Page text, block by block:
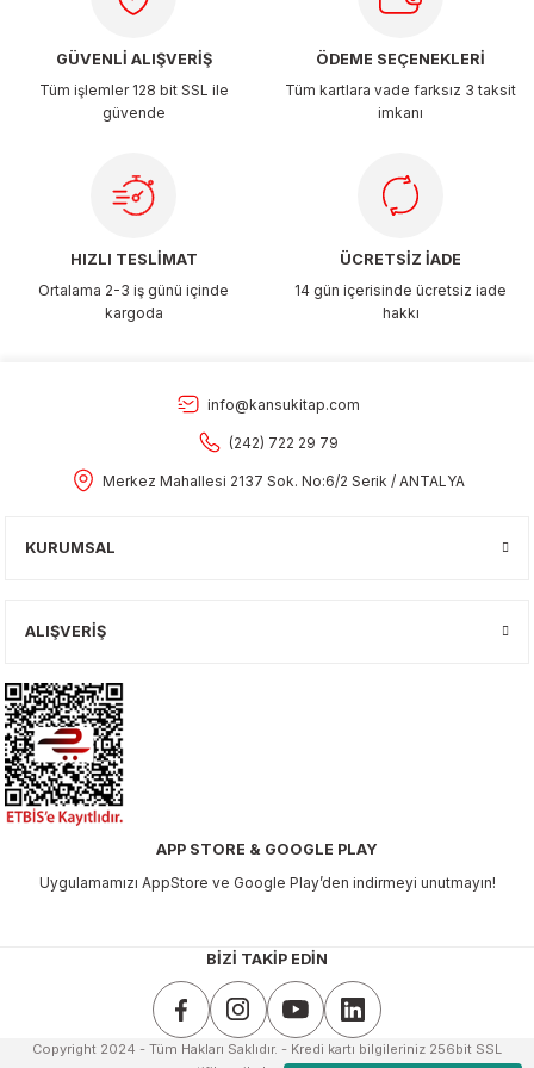
Bu ürüne benzer farklı alternatifler olmalı.
GÜVENLİ ALIŞVERİŞ
Tüm işlemler 128 bit SSL ile
güvende
ÖDEME SEÇENEKLERİ
Tüm kartlara vade farksız 3 taksit
imkanı
HIZLI TESLİMAT
Ortalama 2-3 iş günü içinde
kargoda
ÜCRETSİZ İADE
14 gün içerisinde ücretsiz iade
hakkı
info@kansukitap.com
(242) 722 29 79
Merkez Mahallesi 2137 Sok. No:6/2 Serik / ANTALYA
KURUMSAL
ALIŞVERİŞ
APP STORE & GOOGLE PLAY
Uygulamamızı AppStore ve Google Play’den indirmeyi unutmayın!
BİZİ TAKİP EDİN
Copyright 2024 - Tüm Hakları Saklıdır. - Kredi kartı bilgileriniz 256bit SSL